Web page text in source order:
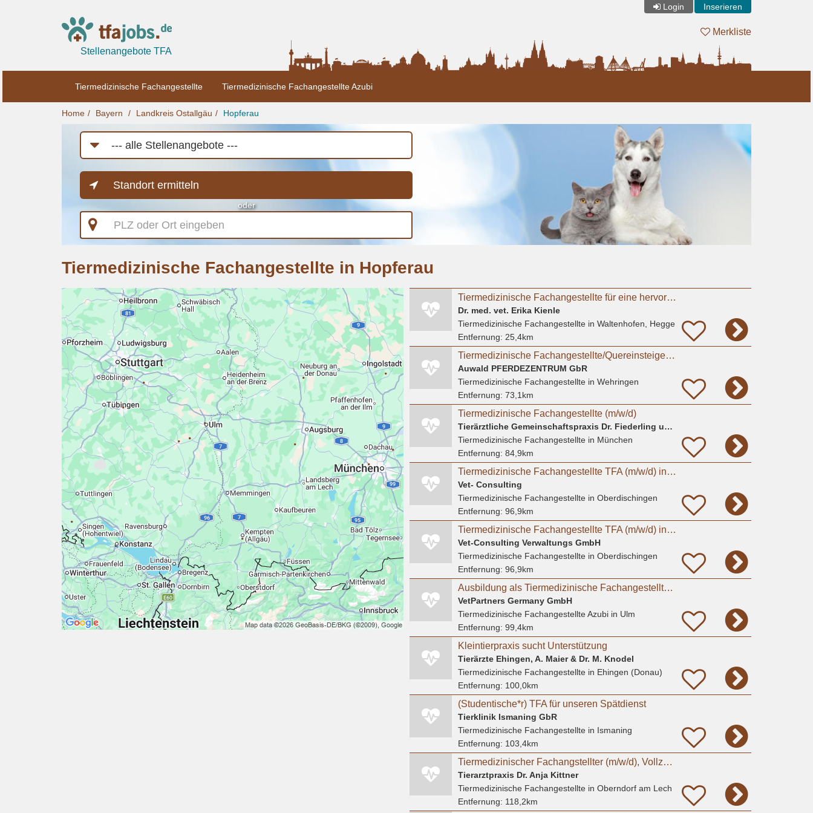
Login Inserieren
Stellenangebote TFA
Merkliste
Tiermedizinische Fachangestellte Tiermedizinische Fachangestellte Azubi
Home Bayern Landkreis Ostallgäu Hopferau
Job-
Kategorie
Standort ermitteln
oder
PLZ
oder
Ort
Tiermedizinische Fachangestellte in Hopferau
Tiermedizinische Fachangestellte für eine hervorragende Kleintierpraxis gesucht (m/w/d)
Dr. med. vet. Erika Kienle
Tiermedizinische Fachangestelltein Waltenhofen, Hegge
Entfernung: 25,4km
Tiermedizinische Fachangestellte/Quereinsteiger (m/w/d) +
Auwald PFERDEZENTRUM GbR
Tiermedizinische Fachangestelltein Wehringen
Entfernung: 73,1km
Tiermedizinische Fachangestellte (m/w/d)
Tierärztliche Gemeinschaftspraxis Dr. Fiederling und Dr. Ludwig
Tiermedizinische Fachangestelltein München
Entfernung: 84,9km
Tiermedizinische Fachangestellte TFA (m/w/d) in Kleintierpraxis bei Ulm
Vet‐ Consulting
Tiermedizinische Fachangestelltein Oberdischingen
Entfernung: 96,9km
Tiermedizinische Fachangestellte TFA (m/w/d) in Kleintierpraxis bei Ulm
Vet-Consulting Verwaltungs GmbH
Tiermedizinische Fachangestelltein Oberdischingen
Entfernung: 96,9km
Ausbildung als Tiermedizinische Fachangestellte (TFA) (m/w/d) bei Tierärzte am Kuhberg in Ulm
VetPartners Germany GmbH
Tiermedizinische Fachangestellte Azubiin Ulm
Entfernung: 99,4km
Kleintierpraxis sucht Unterstützung
Tierärzte Ehingen, A. Maier & Dr. M. Knodel
Tiermedizinische Fachangestelltein Ehingen (Donau)
Entfernung: 100,0km
(Studentische*r) TFA für unseren Spätdienst
Tierklinik Ismaning GbR
Tiermedizinische Fachangestelltein Ismaning
Entfernung: 103,4km
Tiermedizinischer Fachangstellter (m/w/d), Vollzeit oder Teilzeit
Tierarztpraxis Dr. Anja Kittner
Tiermedizinische Fachangestelltein Oberndorf am Lech
Entfernung: 118,2km